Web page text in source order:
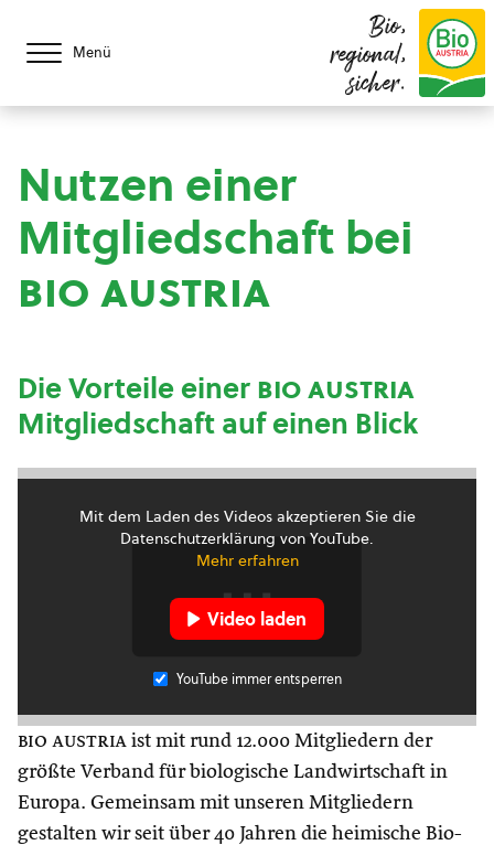
Menü
Bio,
regional,
sicher.
Nutzen einer
Mitgliedschaft bei
bio austria
Die Vorteile einerbio austria
Mitgliedschaft auf einen Blick
Mit dem Laden des Videos akzeptieren Sie die
Datenschutzerklärung von YouTube.
Mehr erfahren
Video laden
YouTube immer entsperren
bio austria ist mit rund 12.000 Mitgliedern der
größte Verband für biologische Landwirtschaft in
Europa. Gemeinsam mit unseren Mitgliedern
gestalten wir seit über 40 Jahren die heimische Bio-